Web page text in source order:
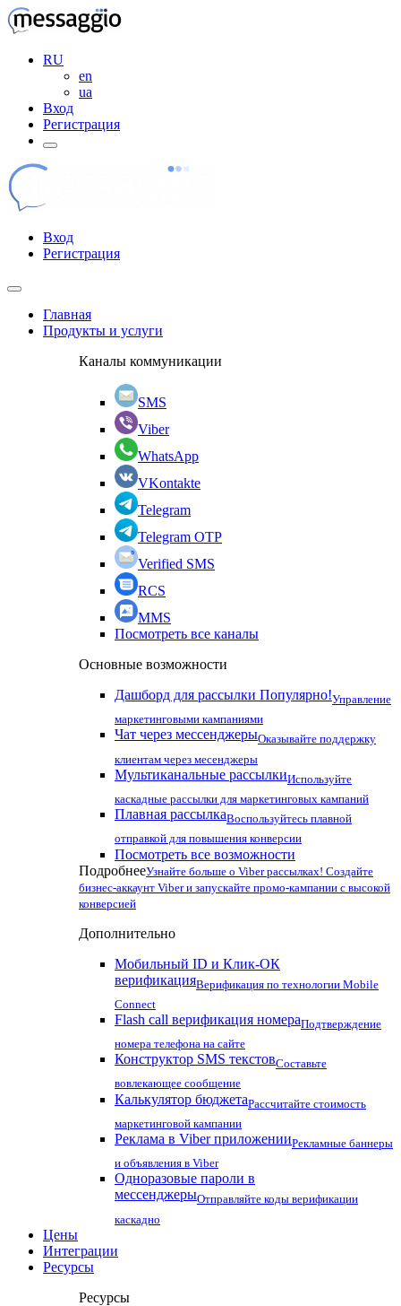
RU
en
ua
Вход
Регистрация
Вход
Регистрация
Главная
Продукты и услуги
Каналы коммуникации
SMS
Viber
WhatsApp
VKontakte
Telegram
Telegram OTP
Verified SMS
RCS
MMS
Посмотреть все каналы
Основные возможности
Дашборд для рассылки Популярно!Управление
маркетинговыми кампаниями
Чат через мессенджерыОказывайте поддержку
клиентам через месенджеры
Мультиканальные рассылкиИспользуйте
каскадные рассылки для маркетинговых кампаний
Плавная рассылкаВоспользуйтесь плавной
отправкой для повышения конверсии
Посмотреть все возможности
ПодробнееУзнайте больше о Viber рассылках! Создайте
бизнес-аккаунт Viber и запускайте промо-кампании с высокой
конверсией
Дополнительно
Мобильный ID и Клик-ОК
верификацияВерификация по технологии Mobile
Connect
Flash call верификация номераПодтверждение
номера телефона на сайте
Конструктор SMS текстовСоставьте
вовлекающее сообщение
Калькулятор бюджетаРассчитайте стоимость
маркетинговой кампании
Реклама в Viber приложенииРекламные баннеры
и объявления в Viber
Одноразовые пароли в
мессенджерыОтправляйте коды верификации
каскадно
Цены
Интеграции
Ресурсы
Ресурсы